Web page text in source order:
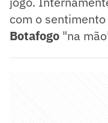
com o
Botafogo "na